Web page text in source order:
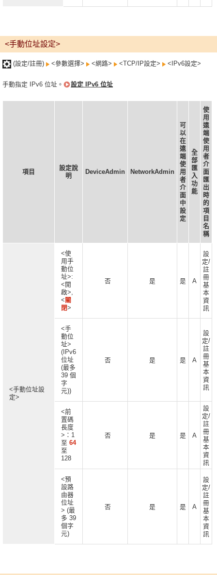
<手動位址設定>
(設定/註冊) <參數選擇> <網路> <TCP/IP設定> <IPv6設定>
手動指定 IPv6 位址。 設定 IPv6 位址
項目
設定說
明
DeviceAdmin NetworkAdmin
可
以
在
遠
端
使
用
者
介
面
中
設
定
全
部
匯
入
功
能
使
用
遠
端
使
用
者
介
面
匯
出
時
的
項
目
名
稱
<手動位址設
定>
<使
用手
動位
址>:
<開
啟>,
< 關
閉>
否 是 是 A
設
定/
註
冊
基
本
資
訊
<手
動位
址>
(IPv6
位址
(最多
39 個
字
元))
否 是 是 A
設
定/
註
冊
基
本
資
訊
<前
置碼
長度
>：1
至 64
至
128
否 是 是 A
設
定/
註
冊
基
本
資
訊
<預
設路
由器
位址
> (最
多 39
個字
元)
否 是 是 A
設
定/
註
冊
基
本
資
訊